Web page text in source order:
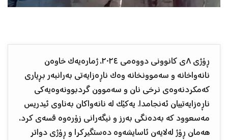
ڕۆژی ٨ی کانوونی دووەمی ٢٠٢٤، ژمارەیەک خاوەن
نانەواخانە و سەموونخانە وەک ناڕەزایەتی بەرانبەر بڕیاری
کەمکردنەوەی نرخی نان و سەموون گردبوونەوەیەکی
ناڕەزایەتییان ئەنجامدا. یەکێک لە نانەواکان بەناوی ئیدریس
مەسعوود کە بەدەنگی بەرز و نیگەرانی زۆرەوە قسەی کرد،
هەمان ڕۆژ لەلایەن ئاسایشەوە دەستگیرکرا و ڕۆژی دواتر